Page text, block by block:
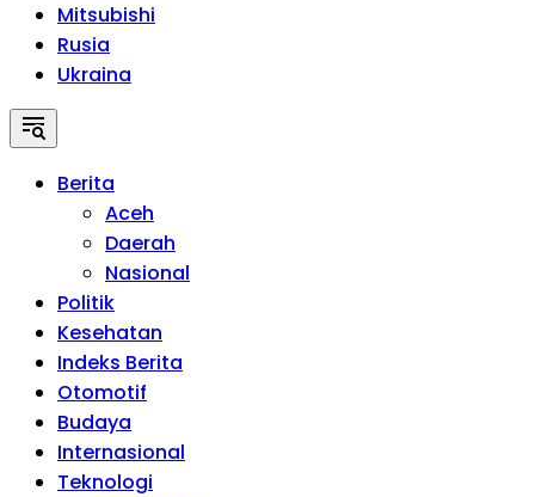
Mitsubishi
Rusia
Ukraina
Berita
Aceh
Daerah
Nasional
Politik
Kesehatan
Indeks Berita
Otomotif
Budaya
Internasional
Teknologi